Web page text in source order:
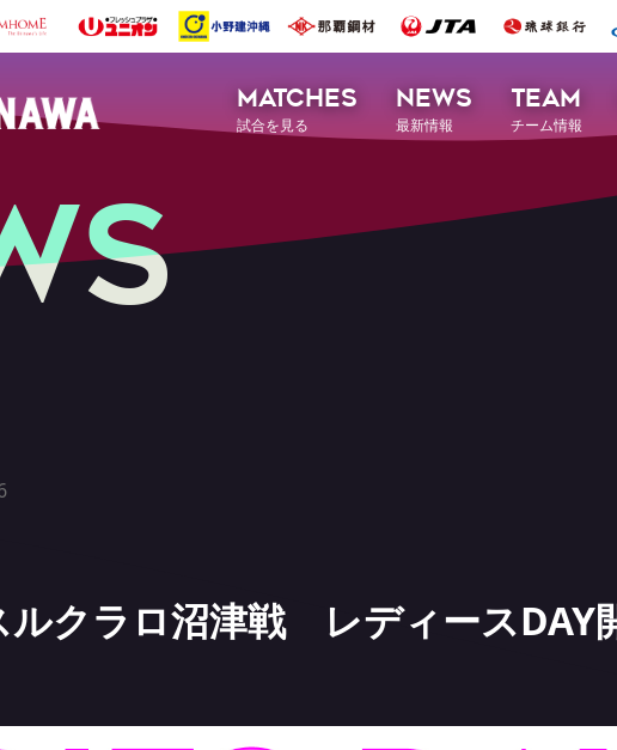
MATCHES
試合を見る
NEWS
最新情報
TEAM
チーム情報
ルクラロ沼津戦 レディースDAY